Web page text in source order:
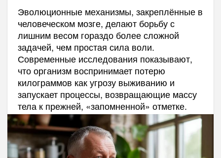
Эволюционные механизмы, закреплённые в
человеческом мозге, делают борьбу с
лишним весом гораздо более сложной
задачей, чем простая сила воли.
Современные исследования показывают,
что организм воспринимает потерю
килограммов как угрозу выживанию и
запускает процессы, возвращающие массу
тела к прежней, «запомненной» отметке.